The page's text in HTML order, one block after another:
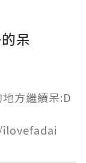
呆
方繼續呆:D